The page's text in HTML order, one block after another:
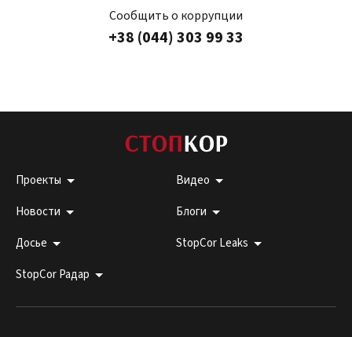
Сообщить о коррупции
+38 (044) 303 99 33
Проекты
Видео
Новости
Блоги
Досье
StopCor Leaks
StopCor Радар